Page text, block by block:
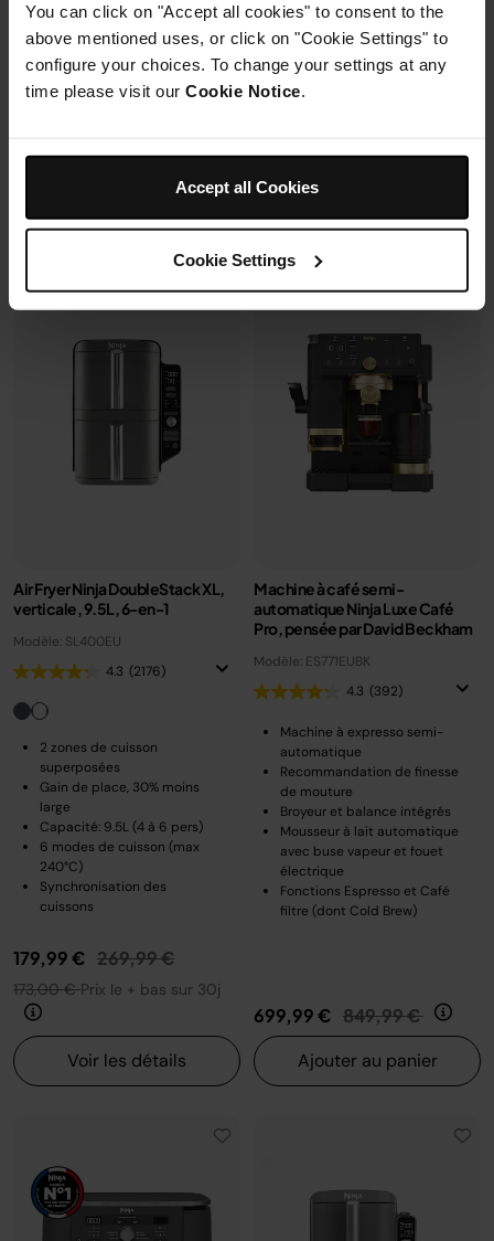
You can click on "Accept all cookies" to consent to the
above mentioned uses, or click on "Cookie Settings" to
configure your choices. To change your settings at any
time please visit our Cookie Notice.
Accept all Cookies
Cookie Settings
avec un même récipient.
Modulaire, compact, facile à
ranger et emporter.
119,99 €
Air Fryer Ninja DoubleStack XL,
verticale, 9.5L, 6-en-1
Modèle: SL400EU
4.3 (2176)
2 zones de cuisson
superposées
Gain de place, 30% moins
large
Capacité: 9.5L (4 à 6 pers)
6 modes de cuisson (max
240°C)
Synchronisation des
cuissons
179,99 € Prix réduit de
269,99 €au
173,00 €Prix le + bas sur 30j
Voir les détails
Machine à café semi-
automatique Ninja Luxe Café
Pro, pensée par David Beckham
Modèle: ES771EUBK
4.3 (392)
Machine à expresso semi-
automatique
Recommandation de finesse
de mouture
Broyeur et balance intégrés
Mousseur à lait automatique
avec buse vapeur et fouet
électrique
Fonctions Espresso et Café
filtre (dont Cold Brew)
699,99 € Prix réduit de
849,99 € au
Ajouter au panier